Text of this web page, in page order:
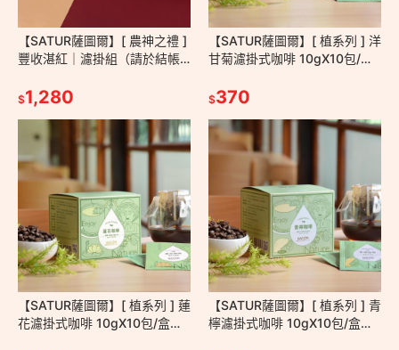
【SATUR薩圖爾】[ 農神之禮 ]
豐收湛紅｜濾掛組（請於結帳
備註將隨機出色）－咖啡禮盒
$1,280
【SATUR薩圖爾】[ 植系列 ] 洋
甘菊濾掛式咖啡 10gX10包/盒
台灣小農
$370
【SATUR薩圖爾】[ 植系列 ] 蓮
花濾掛式咖啡 10gX10包/盒－
【SATUR薩圖爾】[ 植系列 ] 青
檸濾掛式咖啡 10gX10包/盒－